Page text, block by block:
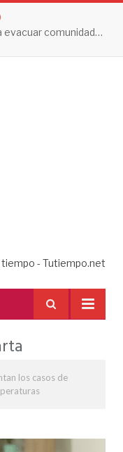
Erupción del Volcán de Fuego obliga a evacuar comunidades y mantiene en alerta a Guatemala
tiempo - Tutiempo.net
los casos de